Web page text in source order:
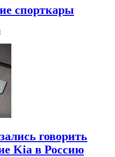
спорткары
говорить
Kia в Россию